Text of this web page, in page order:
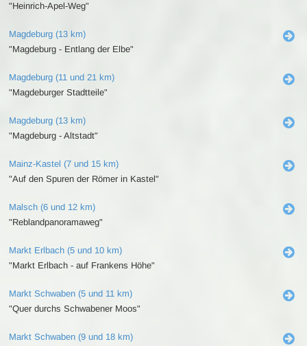
"Heinrich-Apel-Weg"
Magdeburg (13 km)
"Magdeburg - Entlang der Elbe"
Magdeburg (11 und 21 km)
"Magdeburger Stadtteile"
Magdeburg (13 km)
"Magdeburg - Altstadt"
Mainz-Kastel (7 und 15 km)
"Auf den Spuren der Römer in Kastel"
Malsch (6 und 12 km)
"Reblandpanoramaweg"
Markt Erlbach (5 und 10 km)
"Markt Erlbach - auf Frankens Höhe"
Markt Schwaben (5 und 11 km)
"Quer durchs Schwabener Moos"
Markt Schwaben (9 und 18 km)